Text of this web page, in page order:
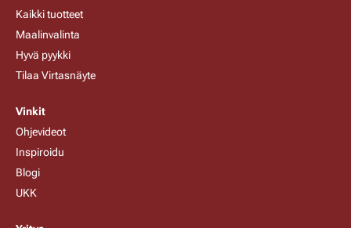
Kaikki tuotteet
Maalinvalinta
Hyvä pyykki
Tilaa Virtasnäyte
Vinkit
Ohjevideot
Inspiroidu
Blogi
UKK